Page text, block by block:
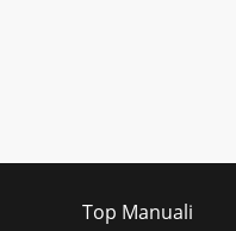
Top Manuali